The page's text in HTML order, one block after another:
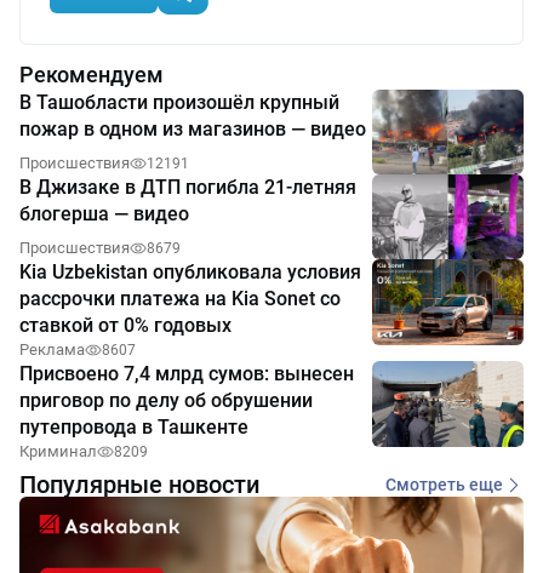
Рекомендуем
В Ташобласти произошёл крупный
пожар в одном из магазинов — видео
Происшествия 12191
В Джизаке в ДТП погибла 21-летняя
блогерша — видео
Происшествия 8679
Kia Uzbekistan опубликовала условия
рассрочки платежа на Kia Sonet со
ставкой от 0% годовых
Реклама 8607
Присвоено 7,4 млрд сумов: вынесен
приговор по делу об обрушении
путепровода в Ташкенте
Криминал 8209
Популярные новости Смотреть еще